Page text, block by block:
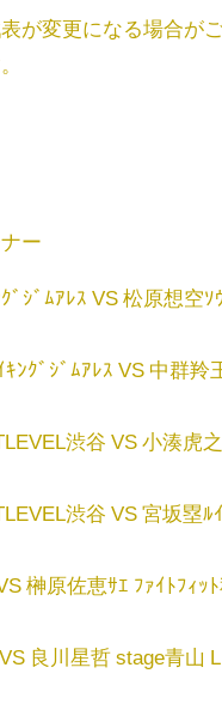
が変更になる場合が
ー
ﾞｼﾞﾑｱﾚｽ VS 松原想空
ﾝｸﾞｼﾞﾑｱﾚｽ VS 中群羚
渋谷 VS 小湊虎
渋谷 VS 宮坂塁ﾙ
榊原佐恵ｻｴ ﾌｧｲﾄﾌｨｯ
良川星哲 stage青山